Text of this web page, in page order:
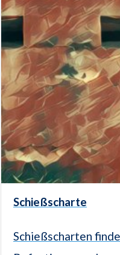
Schießscharte
Schießscharten